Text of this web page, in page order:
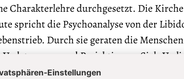
Charakterlehre durchgesetzt. Die
spricht die Psychoanalyse von der
Durch sie geraten die
und Projektionen, Sich-
an ihnen, reift und entwickelt sich aber